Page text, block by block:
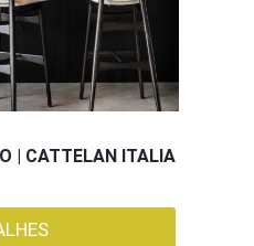
| CATTELAN ITALIA